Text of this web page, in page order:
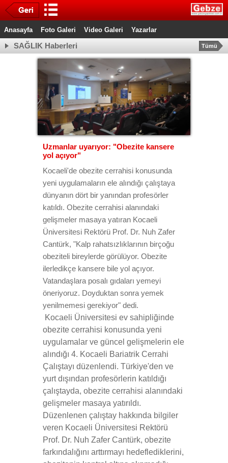
Anasayfa Foto Galeri Video Galeri Yazarlar
SAĞLIK Haberleri Tümü
Uzmanlar uyarıyor: "Obezite kansere
yol açıyor"
Kocaeli'de obezite cerrahisi konusunda
yeni uygulamaların ele alındığı çalıştaya
dünyanın dört bir yanından profesörler
katıldı. Obezite cerrahisi alanındaki
gelişmeler masaya yatıran Kocaeli
Üniversitesi Rektörü Prof. Dr. Nuh Zafer
Cantürk, "Kalp rahatsızlıklarının birçoğu
obeziteli bireylerde görülüyor. Obezite
ilerledikçe kansere bile yol açıyor.
Vatandaşlara posalı gıdaları yemeyi
öneriyoruz. Doyduktan sonra yemek
yenilmemesi gerekiyor" dedi.
Kocaeli Üniversitesi ev sahipliğinde
obezite cerrahisi konusunda yeni
uygulamalar ve güncel gelişmelerin ele
alındığı 4. Kocaeli Bariatrik Cerrahi
Çalıştayı düzenlendi. Türkiye'den ve
yurt dışından profesörlerin katıldığı
çalıştayda, obezite cerrahisi alanındaki
gelişmeler masaya yatırıldı.
Düzenlenen çalıştay hakkında bilgiler
veren Kocaeli Üniversitesi Rektörü
Prof. Dr. Nuh Zafer Cantürk, obezite
farkındalığını arttırmayı hedeflediklerini,